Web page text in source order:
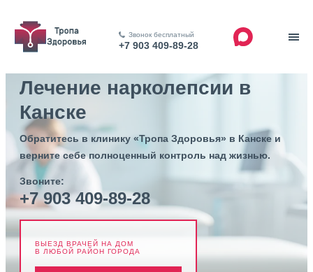
Звонок бесплатный
+7 903 409-89-28
Лечение нарколепсии в
Канске
Обратитесь в клинику «Тропа Здоровья» в Канске и
верните себе полноценный контроль над жизнью.
Звоните:
+7 903 409-89-28
ВЫЕЗД ВРАЧЕЙ НА ДОМ
В ЛЮБОЙ РАЙОН ГОРОДА